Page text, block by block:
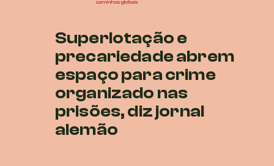
Superlotação e
precariedade abrem
espaço para crime
organizado nas
prisões, diz jornal
alemão